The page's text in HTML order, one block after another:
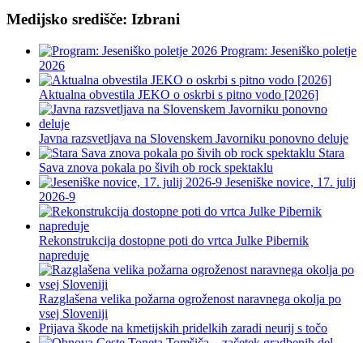
Medijsko središče: Izbrani
Program: Jeseniško poletje
2026
Aktualna obvestila JEKO o oskrbi s pitno vodo [2026]
Javna razsvetljava na Slovenskem Javorniku ponovno deluje
Stara
Sava znova pokala po šivih ob rock spektaklu
Jeseniške novice, 17. julij
2026-9
Rekonstrukcija dostopne poti do vrtca Julke Pibernik
napreduje
Razglašena velika požarna ogroženost naravnega okolja po
vsej Sloveniji
Prijava škode na kmetijskih pridelkih zaradi neurij s točo